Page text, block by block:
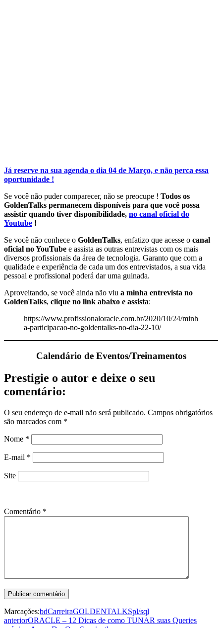
Já reserve na sua agenda o dia 04 de Março, e não perca essa
oportunidade !
Se você não puder comparecer, não se preocupe ! Todos os
GoldenTalks permanecem disponíveis para que você possa
assistir quando tiver disponibilidade, no canal oficial do
Youtube !
Se você não conhece o GoldenTalks, enfatizo que acesse o canal
oficial no YouTube e assista as outras entrevistas com os mais
diversos profissionais da área de tecnologia. Garanto que com a
qualidade e experiência de cada um dos entrevistados, a sua vida
pessoal e profissional poderá dar uma guinada.
Aproveitando, se você ainda não viu a minha entrevista no
GoldenTalks, clique no link abaixo e assista:
https://www.profissionaloracle.com.br/2020/10/24/minh
a-participacao-no-goldentalks-no-dia-22-10/
Calendário de Eventos/Treinamentos
Prestigie o autor e deixe o seu
comentário:
O seu endereço de e-mail não será publicado. Campos obrigatórios
são marcados com *
Nome *
E-mail *
Site
Comentário *
Marcações:bdCarreiraGOLDENTALKSpl/sql
anteriorORACLE – 12 Dicas de como TUNAR suas Queries